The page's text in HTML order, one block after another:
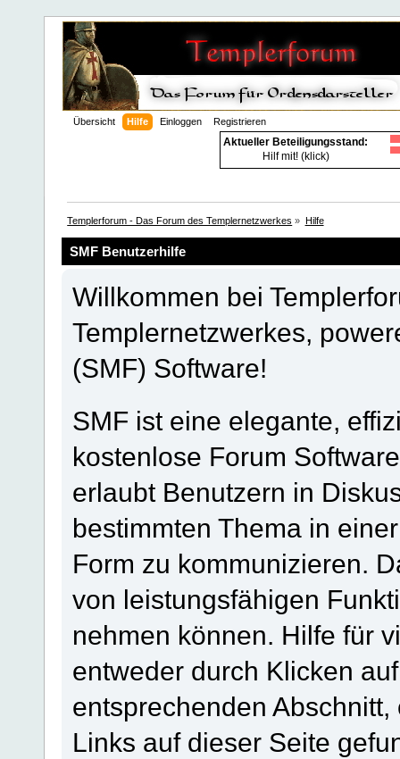
Übersicht Hilfe Einloggen Registrieren
Aktueller Beteiligungsstand:
Hilf mit! (klick)
Templerforum - Das Forum des Templernetzwerkes » Hilfe
SMF Benutzerhilfe
Willkommen bei
Templernetzwerkes,
(SMF) Software!
SMF ist eine elegante,
kostenlose Forum
erlaubt Benutzern in
bestimmten Thema in
Form zu kommunizieren.
von leistungsfähigen
nehmen können. Hilfe für
entweder durch Klicken
entsprechenden
Links auf dieser Seite